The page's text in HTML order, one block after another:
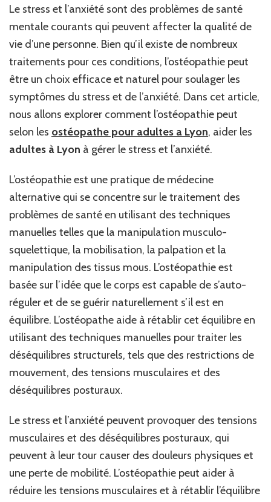
Le stress et l’anxiété sont des problèmes de santé
mentale courants qui peuvent affecter la qualité de
vie d’une personne. Bien qu’il existe de nombreux
traitements pour ces conditions, l’ostéopathie peut
être un choix efficace et naturel pour soulager les
symptômes du stress et de l’anxiété. Dans cet article,
nous allons explorer comment l’ostéopathie peut
selon les ostéopathe pour adultes a Lyon, aider les
adultes à Lyon à gérer le stress et l’anxiété.
L’ostéopathie est une pratique de médecine
alternative qui se concentre sur le traitement des
problèmes de santé en utilisant des techniques
manuelles telles que la manipulation musculo-
squelettique, la mobilisation, la palpation et la
manipulation des tissus mous. L’ostéopathie est
basée sur l’idée que le corps est capable de s’auto-
réguler et de se guérir naturellement s’il est en
équilibre. L’ostéopathe aide à rétablir cet équilibre en
utilisant des techniques manuelles pour traiter les
déséquilibres structurels, tels que des restrictions de
mouvement, des tensions musculaires et des
déséquilibres posturaux.
Le stress et l’anxiété peuvent provoquer des tensions
musculaires et des déséquilibres posturaux, qui
peuvent à leur tour causer des douleurs physiques et
une perte de mobilité. L’ostéopathie peut aider à
réduire les tensions musculaires et à rétablir l’équilibre